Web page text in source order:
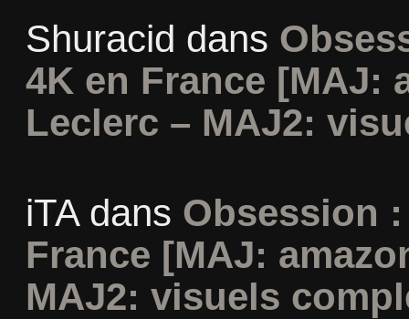
Shuracid dans
4K en France [MAJ:
Leclerc – MAJ2:
iTAdans Obsession
France [MAJ:
MAJ2: visuels